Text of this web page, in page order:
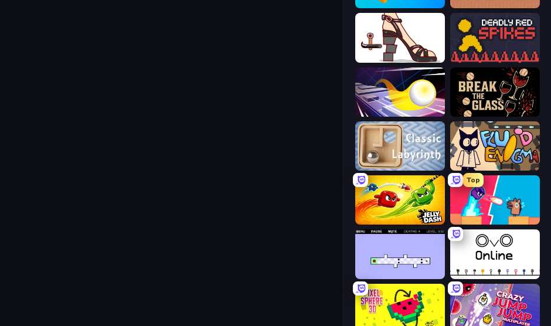
Wood Cutter - Saw Viscous Ventures
Kakato Otoshi Deadly Red Spikes
Leap and Avoid 2 Break the Glass
Classic Labyrinth 3D Fluid Enigma
Jelly Dash
Top
Boom Slingers ReBoom
OvO.io